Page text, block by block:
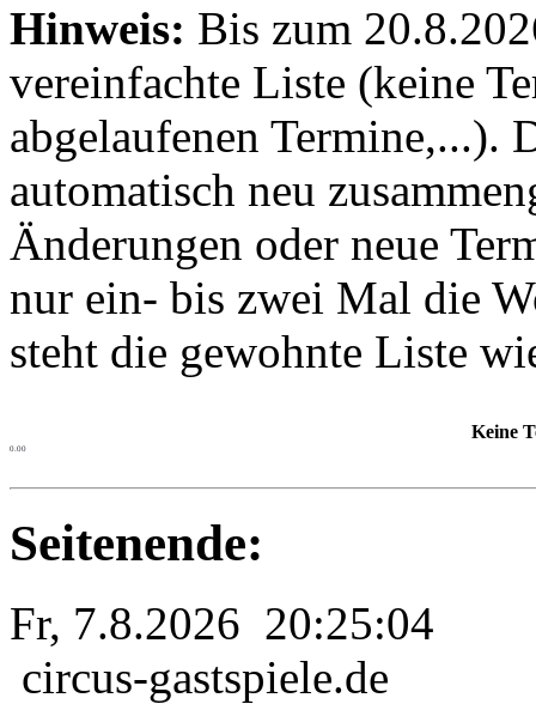
Hinweis: Bis zum
vereinfachte Liste (keine
abgelaufenen
automatisch neu
Änderungen oder neue
nur ein- bis zwei Mal die
steht die gewohnte Liste
Keine
0.00
Seitenende:
Fr, 7.8.2026 20:25:04
circus-gastspiele.de